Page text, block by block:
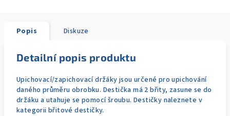
Popis Diskuze
Detailní popis produktu
Upichovací/zapichovací držáky jsou určené pro upichování
daného průměru obrobku. Destička má 2 břity, zasune se do
držáku a utahuje se pomocí šroubu. Destičky naleznete v
kategorii břitové destičky.